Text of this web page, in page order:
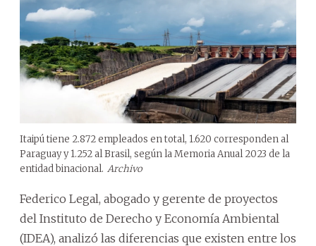
Itaipú tiene 2.872 empleados en total, 1.620 corresponden al
Paraguay y 1.252 al Brasil, según la Memoria Anual 2023 de la
entidad binacional. Archivo
Federico Legal, abogado y gerente de proyectos
del Instituto de Derecho y Economía Ambiental
(IDEA), analizó las diferencias que existen entre los